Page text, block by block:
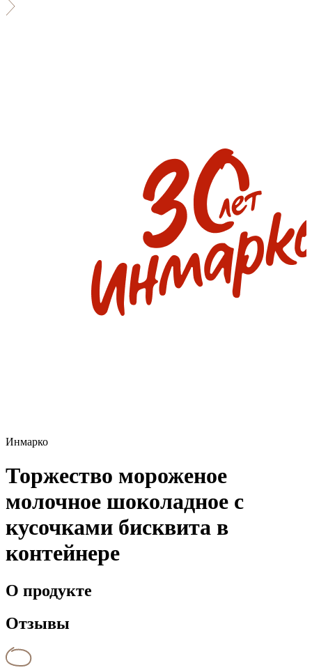
Инмарко
Торжество мороженое
молочное шоколадное c
кусочками бисквита в
контейнере
О продукте
Отзывы